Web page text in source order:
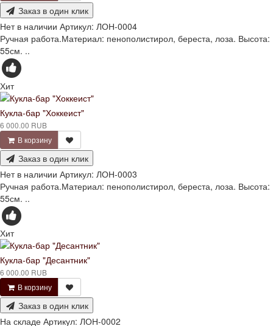
Заказ в один клик
Нет в наличии Артикул: ЛОН-0004
Ручная работа.Материал: пенополистирол, береста, лоза. Высота:
55см. ..
Хит
Кукла-бар "Хоккеист"
6 000.00 RUB
В корзину
Заказ в один клик
Нет в наличии Артикул: ЛОН-0003
Ручная работа.Материал: пенополистирол, береста, лоза. Высота:
55см. ..
Хит
Кукла-бар "Десантник"
6 000.00 RUB
В корзину
Заказ в один клик
На складе Артикул: ЛОН-0002